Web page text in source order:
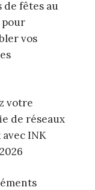
de fêtes au
vos
votre
de réseaux
avec INK